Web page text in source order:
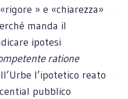
» e «chiarezza»
manda il
ipotesi
ratione
l’ipotetico reato
pubblico